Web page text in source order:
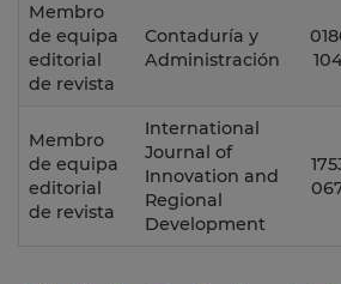
Membro
de equipa
editorial
de revista
Contaduría y
Administración
Membro
de equipa
editorial
de revista
International
Journal of
Innovation and
Regional
Development